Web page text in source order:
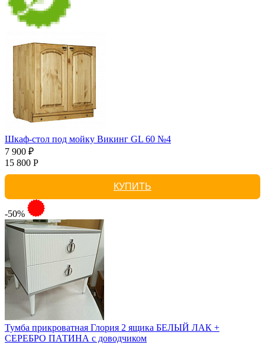
Шкаф-стол под мойку Викинг GL 60 №4
7 900 ₽
15 800 Р
КУПИТЬ
-50%
Тумба прикроватная Глория 2 ящика БЕЛЫЙ ЛАК +
СЕРЕБРО ПАТИНА с доводчиком